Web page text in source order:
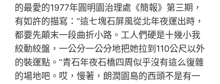
的最愛的1977年圓明園治理處《簡報》第三期，
有如許的描寫：“這七塊石屏風從北年夜運出時，
都要先顛末一段曲折小路。工人們硬是十幾小我
絞動絞盤，一公分一公分地把她拉到110公尺以外
的裝運點。”青石年夜石橋四周似乎沒有這么復雜
的場地吧。哎，慢著，朗潤園島的西頭不是有一